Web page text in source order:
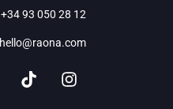
+34 93 050 28 12
hello@raona.com